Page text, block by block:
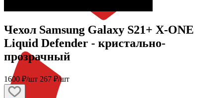
Чехол Samsung Galaxy S21+ X-ONE
Liquid Defender - кристально-
прозрачный
1600 ₽/шт 267 ₽/шт